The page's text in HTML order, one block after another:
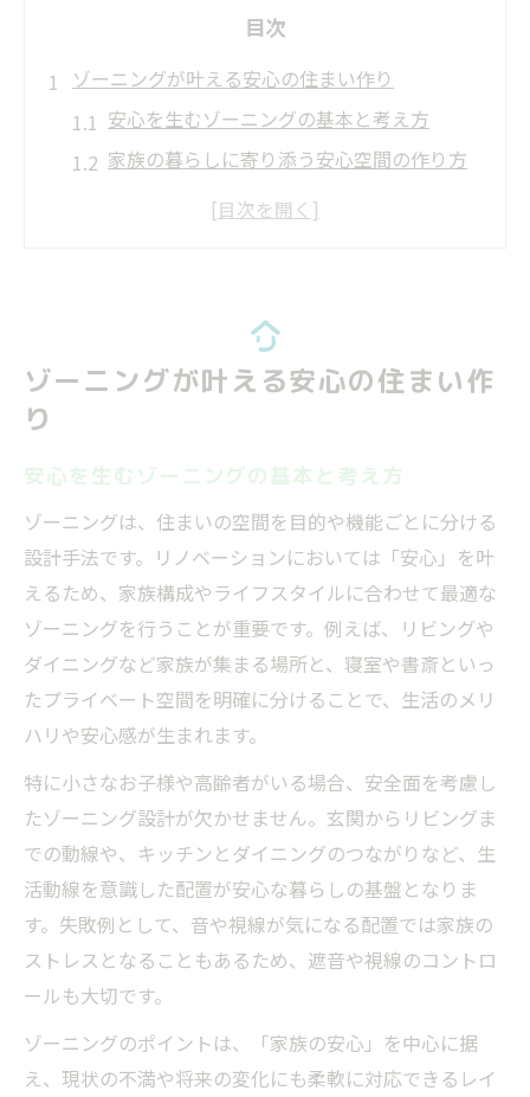
目次
ゾーニングが叶える安心の住まい作り
安心を生むゾーニングの基本と考え方
家族の暮らしに寄り添う安心空間の作り方
安心感を高める間取りとリノベーション
快適生活へ導くリノベのゾーニング術
安心な毎日を支えるゾーニングの工夫
家族動線を意識したゾーニングのポイント
安心と快適を両立するリノベーション術
ゾーニングで叶えるストレスフリーな生活
家族の安心を考えた間取り設計の要点
安心できるプライベートゾーンの配置方法
リノベで実現する家族みんなの安心空間
生活に安心感を与える間取りの工夫
安心設計のためのヒアリングポイント
リノベーションで実現する安心空間の秘訣
安心な住まいを作るゾーニング設計術
心地よさと安心を両立する素材の選び方
ゾーニングで快適性と安心感を高める方法
安心空間実現に役立つ動線計画のコツ
家族の安心を支える収納とレイアウト
安心した毎日へゾーニングの活用法
ゾーニングが叶える安心の住まい作
り
安心を生むゾーニングの基本と考え方
ゾーニングは、住まいの空間を目的や機能ごとに分ける
設計手法です。リノベーションにおいては「安心」を叶
えるため、家族構成やライフスタイルに合わせて最適な
ゾーニングを行うことが重要です。例えば、リビングや
ダイニングなど家族が集まる場所と、寝室や書斎といっ
たプライベート空間を明確に分けることで、生活のメリ
ハリや安心感が生まれます。
特に小さなお子様や高齢者がいる場合、安全面を考慮し
たゾーニング設計が欠かせません。玄関からリビングま
での動線や、キッチンとダイニングのつながりなど、生
活動線を意識した配置が安心な暮らしの基盤となりま
す。失敗例として、音や視線が気になる配置では家族の
ストレスとなることもあるため、遮音や視線のコントロ
ールも大切です。
ゾーニングのポイントは、「家族の安心」を中心に据
え、現状の不満や将来の変化にも柔軟に対応できるレイ